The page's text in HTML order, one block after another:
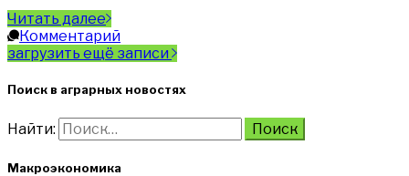
Читать далее
Комментарий
загрузить ещё записи
Поиск в аграрных новостях
Найти:
Макроэкономика